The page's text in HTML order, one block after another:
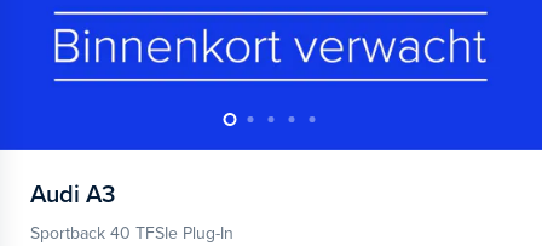
Audi A3
Sportback 40 TFSIe Plug-In